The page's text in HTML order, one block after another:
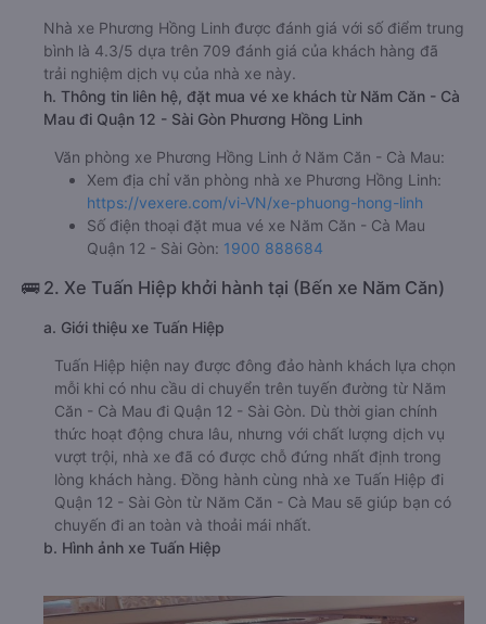
Nhà xe Phương Hồng Linh được đánh giá với số điểm trung
bình là 4.3/5 dựa trên 709 đánh giá của khách hàng đã
trải nghiệm dịch vụ của nhà xe này.
h. Thông tin liên hệ, đặt mua vé xe khách từ Năm Căn - Cà
Mau đi Quận 12 - Sài Gòn Phương Hồng Linh
Văn phòng xe Phương Hồng Linh ở Năm Căn - Cà Mau:
Xem địa chỉ văn phòng nhà xe Phương Hồng Linh:
https://vexere.com/vi-VN/xe-phuong-hong-linh
Số điện thoại đặt mua vé xe Năm Căn - Cà Mau
Quận 12 - Sài Gòn: 1900 888684
🚌 2. Xe Tuấn Hiệp khởi hành tại (Bến xe Năm Căn)
a. Giới thiệu xe Tuấn Hiệp
Tuấn Hiệp hiện nay được đông đảo hành khách lựa chọn
mỗi khi có nhu cầu di chuyển trên tuyến đường từ Năm
Căn - Cà Mau đi Quận 12 - Sài Gòn. Dù thời gian chính
thức hoạt động chưa lâu, nhưng với chất lượng dịch vụ
vượt trội, nhà xe đã có được chỗ đứng nhất định trong
lòng khách hàng. Đồng hành cùng nhà xe Tuấn Hiệp đi
Quận 12 - Sài Gòn từ Năm Căn - Cà Mau sẽ giúp bạn có
chuyến đi an toàn và thoải mái nhất.
b. Hình ảnh xe Tuấn Hiệp